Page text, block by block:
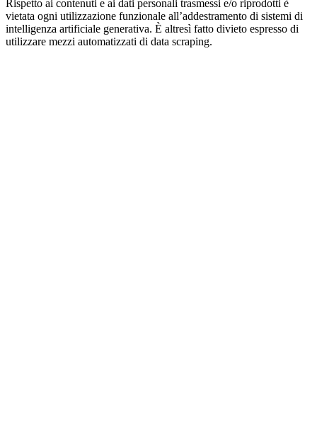
Rispetto ai contenuti e ai dati personali trasmessi e/o riprodotti è
vietata ogni utilizzazione funzionale all’addestramento di sistemi di
intelligenza artificiale generativa. È altresì fatto divieto espresso di
utilizzare mezzi automatizzati di data scraping.